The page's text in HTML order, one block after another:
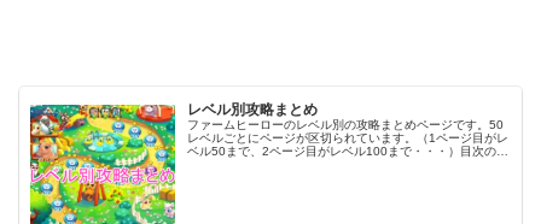
レベル別攻略まとめ
ファームヒーローのレベル別の攻略まとめページです。50
レベルごとにページが区切られています。（1ページ目がレ
ベル50まで、2ページ目がレベル100まで・・・）目次のリ